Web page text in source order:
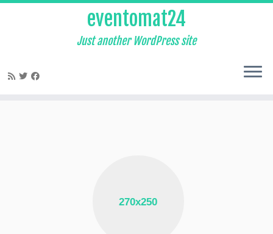
eventomat24
Just another WordPress site